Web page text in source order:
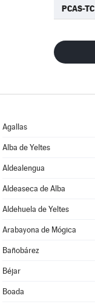
PCAS-TC
Agallas
Alba de Yeltes
Aldealengua
Aldeaseca de Alba
Aldehuela de Yeltes
Arabayona de Mógica
Bañobárez
Béjar
Boada